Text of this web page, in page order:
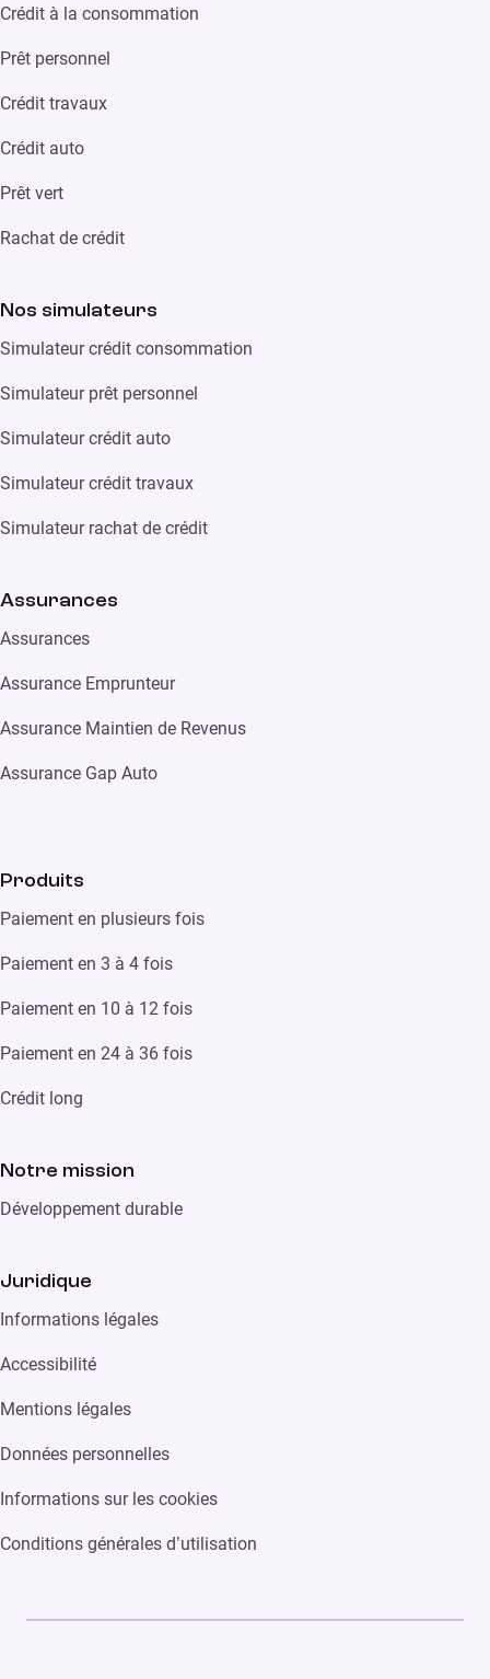
Crédit à la consommation
Prêt personnel
Crédit travaux
Crédit auto
Prêt vert
Rachat de crédit
Nos simulateurs
Simulateur crédit consommation
Simulateur prêt personnel
Simulateur crédit auto
Simulateur crédit travaux
Simulateur rachat de crédit
Assurances
Assurances
Assurance Emprunteur
Assurance Maintien de Revenus
Assurance Gap Auto
Produits
Paiement en plusieurs fois
Paiement en 3 à 4 fois
Paiement en 10 à 12 fois
Paiement en 24 à 36 fois
Crédit long
Notre mission
Développement durable
Juridique
Informations légales
Accessibilité
Mentions légales
Données personnelles
Informations sur les cookies
Conditions générales d’utilisation